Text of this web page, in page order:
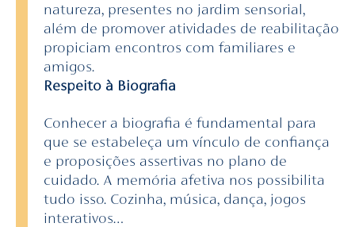
natureza, presentes no jardim sensorial,
além de promover atividades de reabilitação
propiciam encontros com familiares e
amigos.
Respeito à Biografia
Conhecer a biografia é fundamental para
que se estabeleça um vínculo de confiança
e proposições assertivas no plano de
cuidado. A memória afetiva nos possibilita
tudo isso. Cozinha, música, dança, jogos
interativos…